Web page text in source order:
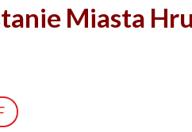
Miasta